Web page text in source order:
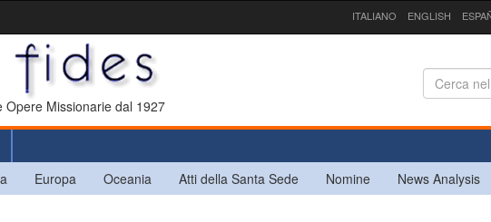
ITALIANO ENGLISH
Opere Missionarie dal 1927
Europa Oceania Atti della Santa Sede Nomine News Analysis